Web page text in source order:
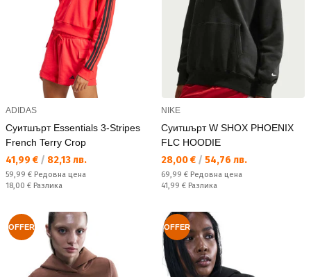
ADIDAS
Суитшърт Essentials 3-Stripes
French Terry Crop
Текуща цена:
41,99 € / 82,13 лв.
Редовна цена:
59,99 € Редовна цена
Спестявате:
18,00 € Разлика
NIKE
Суитшърт W SHOX PHOENIX
FLC HOODIE
Текуща цена:
28,00 € / 54,76 лв.
Редовна цена:
69,99 € Редовна цена
Спестявате:
41,99 € Разлика
OFFER OFFER